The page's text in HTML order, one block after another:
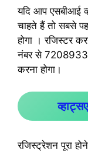
यदि आप एसबीआई
चाहते हैं तो सबसे
होगा । रजिस्टर
नंबर से
करना होगा।
रजिस्ट्रेशन पूरा